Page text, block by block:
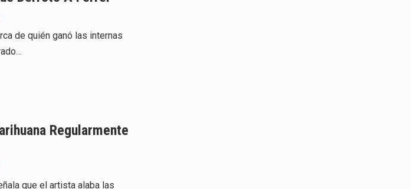
de quién ganó las internas
Regularmente
que el artista alaba las